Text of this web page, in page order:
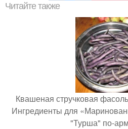
Читайте также
Квашеная стручковая
Ингредиенты для
"Турша" по-